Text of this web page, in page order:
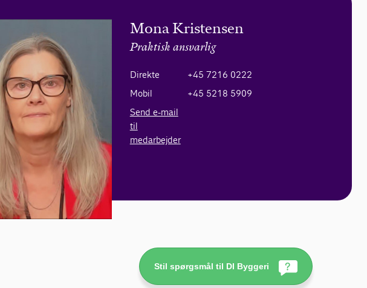
Mona Kristensen
Praktisk ansvarlig
Direkte
+45 7216 0222
Mobil
+45 5218 5909
Send e-mail
til
medarbejder
Stil spørgsmål til DI Byggeri